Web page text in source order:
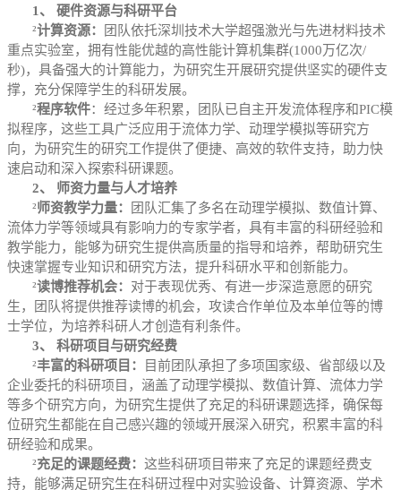
1、 硬件资源与科研平台
²计算资源：
团队依托深圳技术大学超强激光与先进材料技术
重点实验室，拥有性能优越的高性能计算机集群(1000万亿次/
秒)，具备强大的计算能力，为研究生开展研究提供坚实的硬件支
撑，充分保障学生的科研发展。
²程序软件： 经过多年积累，团队已自主开发流体程序和PIC模
拟程序，这些工具广泛应用于流体力学、动理学模拟等研究方
向，为研究生的研究工作提供了便捷、高效的软件支持，助力快
速启动和深入探索科研课题。
2、 师资力量与人才培养
²师资教学力量：
团队汇集了多名在动理学模拟、数值计算、
流体力学等领域具有影响力的专家学者，具有丰富的科研经验和
教学能力，能够为研究生提供高质量的指导和培养，帮助研究生
快速掌握专业知识和研究方法，提升科研水平和创新能力。
²读博推荐机会： 对于表现优秀、有进一步深造意愿的研究
生，团队将提供推荐读博的机会，攻读合作单位及本单位等的博
士学位，为培养科研人才创造有利条件。
3、 科研项目与研究经费
²丰富的科研项目：
目前团队承担了多项国家级、省部级以及
企业委托的科研项目，涵盖了动理学模拟、数值计算、流体力学
等多个研究方向，为研究生提供了充足的科研课题选择，确保每
位研究生都能在自己感兴趣的领域开展深入研究，积累丰富的科
研经验和成果。
²充足的课题经费： 这些科研项目带来了充足的课题经费支
持，能够满足研究生在科研过程中对实验设备、计算资源、学术